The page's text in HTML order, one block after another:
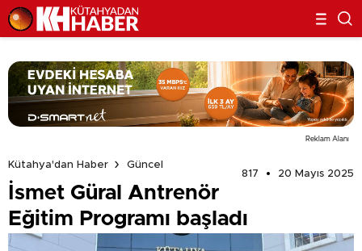
Reklam Alanı
Kütahya'dan Haber
Güncel
817
20 Mayıs 2025
İsmet Güral Antrenör
Eğitim Programı başladı